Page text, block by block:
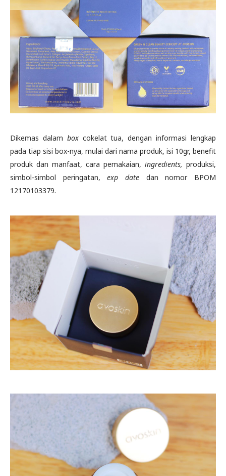
Dikemas dalam box cokelat tua, dengan informasi lengkap
pada tiap sisi box-nya, mulai dari nama produk, isi 10gr, benefit
produk dan manfaat, cara pemakaian, ingredients, produksi,
simbol-simbol peringatan,exp date dan nomor BPOM
12170103379.